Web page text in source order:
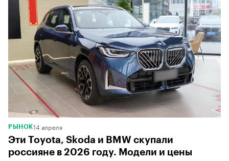
РЫНОК14 апреля
Эти Toyota, Skoda и BMW скупали
россияне в 2026 году. Модели и цены